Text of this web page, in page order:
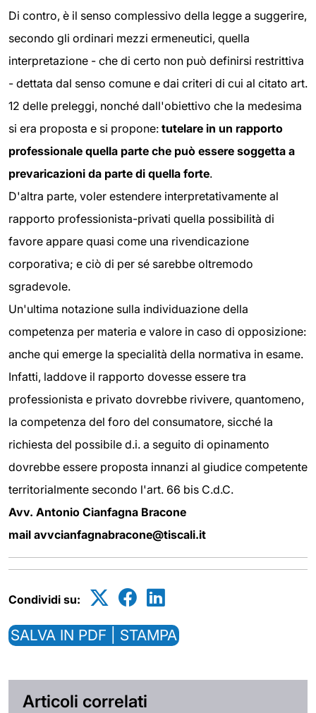
Di contro, è il senso complessivo della legge a suggerire,
secondo gli ordinari mezzi ermeneutici, quella
interpretazione - che di certo non può definirsi restrittiva
- dettata dal senso comune e dai criteri di cui al citato art.
12 delle preleggi, nonché dall'obiettivo che la medesima
si era proposta e si propone: tutelare in un rapporto
professionale quella parte che può essere soggetta a
prevaricazioni da parte di quella forte.
D'altra parte, voler estendere interpretativamente al
rapporto professionista-privati quella possibilità di
favore appare quasi come una rivendicazione
corporativa; e ciò di per sé sarebbe oltremodo
sgradevole.
Un'ultima notazione sulla individuazione della
competenza per materia e valore in caso di opposizione:
anche qui emerge la specialità della normativa in esame.
Infatti, laddove il rapporto dovesse essere tra
professionista e privato dovrebbe rivivere, quantomeno,
la competenza del foro del consumatore, sicché la
richiesta del possibile d.i. a seguito di opinamento
dovrebbe essere proposta innanzi al giudice competente
territorialmente secondo l'art. 66 bis C.d.C.
Avv. Antonio Cianfagna Bracone
mail avvcianfagnabracone@tiscali.it
Condividi su:
SALVA IN PDF | STAMPA
Articoli correlati